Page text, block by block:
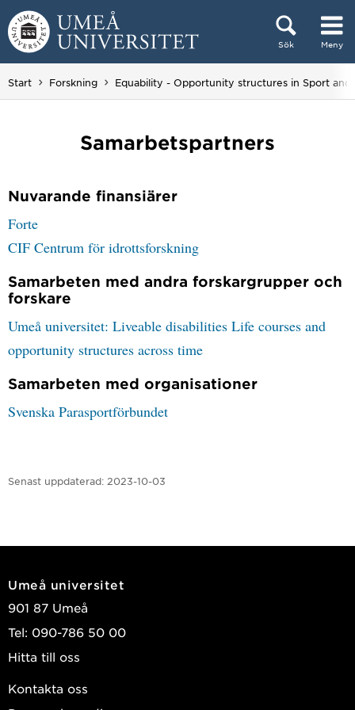
Hoppa direkt till innehållet
Sök Meny
Huvudmenyn dold.
Start Forskning Equability - Opportunity structures in Sport and
Samarbetspartners
Nuvarande finansiärer
Forte
CIF Centrum för idrottsforskning
Samarbeten med andra forskargrupper och
forskare
Umeå universitet: Liveable disabilities Life courses and
opportunity structures across time
Samarbeten med organisationer
Svenska Parasportförbundet
Senast uppdaterad: 2023-10-03
Umeå universitet
901 87 Umeå
Tel: 090-786 50 00
Hitta till oss
Kontakta oss